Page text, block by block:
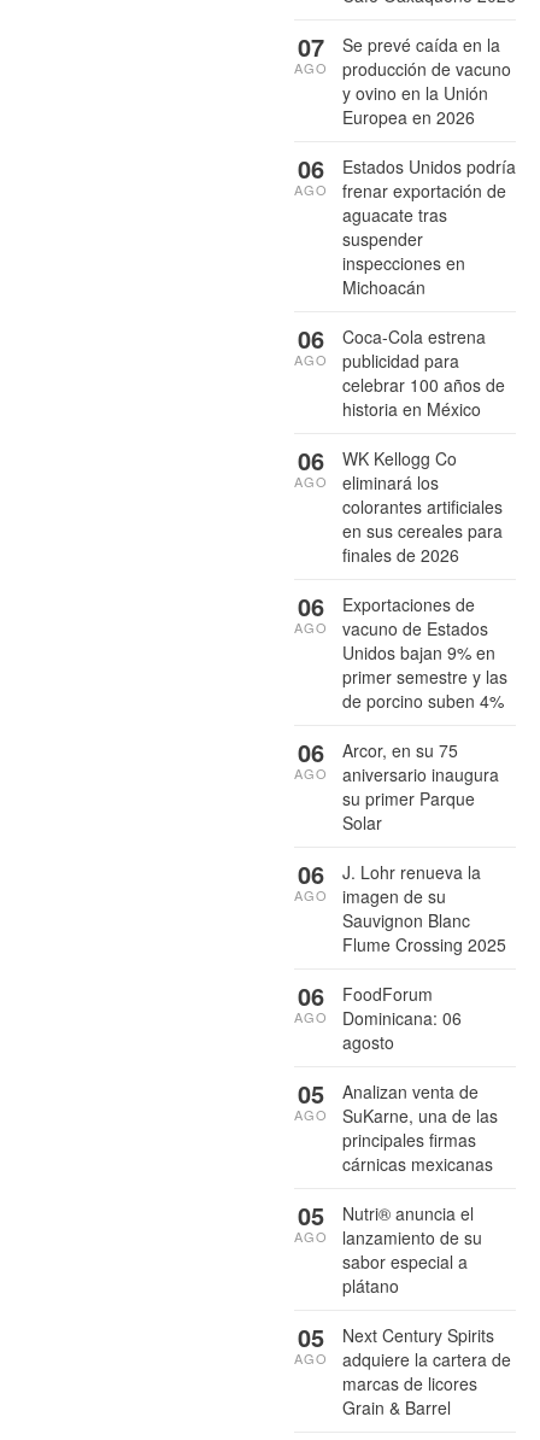
Se prevé caída en la
producción de vacuno
y ovino en la Unión
Europea en 2026
07
AGO
Estados Unidos podría
frenar exportación de
aguacate tras
suspender
inspecciones en
Michoacán
06
AGO
Coca-Cola estrena
publicidad para
celebrar 100 años de
historia en México
06
AGO
WK Kellogg Co
eliminará los
colorantes artificiales
en sus cereales para
finales de 2026
06
AGO
Exportaciones de
vacuno de Estados
Unidos bajan 9% en
primer semestre y las
de porcino suben 4%
06
AGO
Arcor, en su 75
aniversario inaugura
su primer Parque
Solar
06
AGO
J. Lohr renueva la
imagen de su
Sauvignon Blanc
Flume Crossing 2025
06
AGO
FoodForum
Dominicana: 06
agosto
06
AGO
Analizan venta de
SuKarne, una de las
principales firmas
cárnicas mexicanas
05
AGO
Nutri® anuncia el
lanzamiento de su
sabor especial a
plátano
05
AGO
Next Century Spirits
adquiere la cartera de
marcas de licores
Grain & Barrel
05
AGO